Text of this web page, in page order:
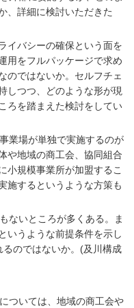
、詳細に検討いただきた
イバシーの確保という面を
用をフルパッケージで求め
のではないか。セルフチェ
しつつ、どのような形が現
ろを踏まえた検討をしてい
業場が単独で実施するのが
や地域の商工会、協同組合
小規模事業所が加盟するこ
施するというような方策も
ないところが多くある。ま
いうような前提条件を示し
のではないか。(及川構成
ついては、地域の商工会や